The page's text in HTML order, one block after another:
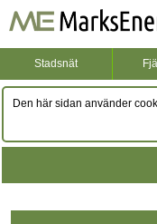
Stadsnät
Den här sidan använder